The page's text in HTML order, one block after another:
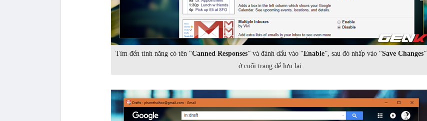
Tìm đến tính năng có tên “Canned Responses” và đánh dấu vào “Enable”, sau đó nhấp vào “Save Changes”
ở cuối trang để lưu lại.